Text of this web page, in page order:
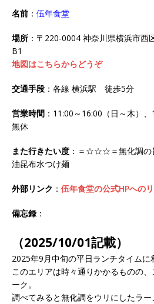
名前 ： 伍年食堂
場所 ：〒220-0004 神奈川県横浜市
B1
地図はこちらからどうぞ
交通手段 ：各線 横浜駅 徒歩5分
営業時間 ：11:00～16:00（日～木）
無休
また行きたい度 ：＝☆☆☆＝無化調の
油昆布水つけ麺
外部リンク ： 伍年食堂の公式HPへの
備忘録 ：
（2025/10/01記載）
2025年9月中旬の平日ランチタイムに
このエリアは時々通りかかるものの
ーク。
調べてみると無化調をウリにしたラ